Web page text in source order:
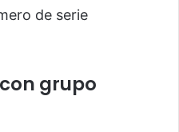
de serie
grupo